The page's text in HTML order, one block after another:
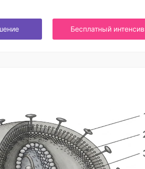
Бесплатный интенсив